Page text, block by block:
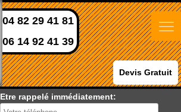
04 82 29 41 81
06 14 92 41 39
Devis Gratuit
Etre rappelé immédiatement: